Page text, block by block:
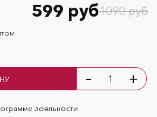
1090 руб
599 руб
- +
лояльности